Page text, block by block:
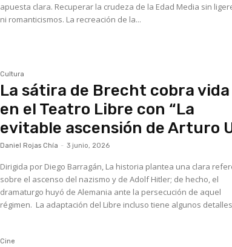
apuesta clara. Recuperar la crudeza de la Edad Media sin
ni romanticismos. La recreación de la...
Cultura
La sátira de Brecht cobra vida
en el Teatro Libre con “La
evitable ascensión de Arturo
Daniel Rojas Chía - 3 junio, 2026
Dirigida por Diego Barragán, La historia plantea una clara
sobre el ascenso del nazismo y de Adolf Hitler; de hecho, el
dramaturgo huyó de Alemania ante la persecución de aquel
régimen. La adaptación del Libre incluso tiene algunos
Cine